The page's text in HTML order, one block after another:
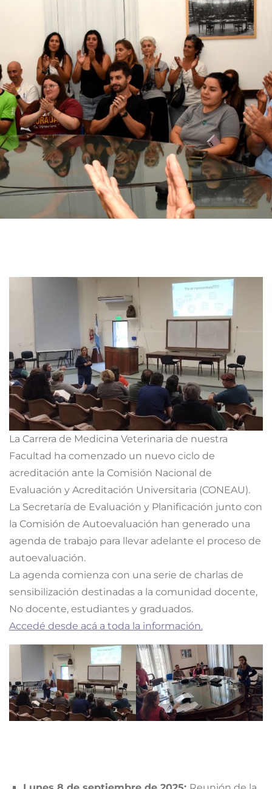
La Carrera de Medicina Veterinaria de nuestra
Facultad ha comenzado un nuevo ciclo de
acreditación ante la Comisión Nacional de
Evaluación y Acreditación Universitaria (CONEAU).
La Secretaría de Evaluación y Planificación junto con
la Comisión de Autoevaluación han generado una
agenda de trabajo para llevar adelante el proceso de
autoevaluación.
La agenda comienza con una serie de charlas de
sensibilización destinadas a la comunidad docente,
No docente, estudiantes y graduados.
Accedé desde acá a toda la información.